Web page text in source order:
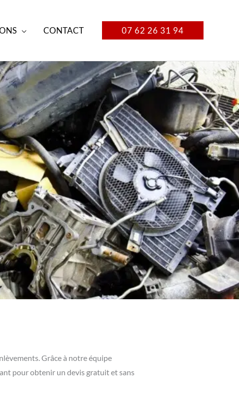
CONTACT 07 62 26 31 94
Grâce à notre équipe
pour obtenir un devis gratuit et sans